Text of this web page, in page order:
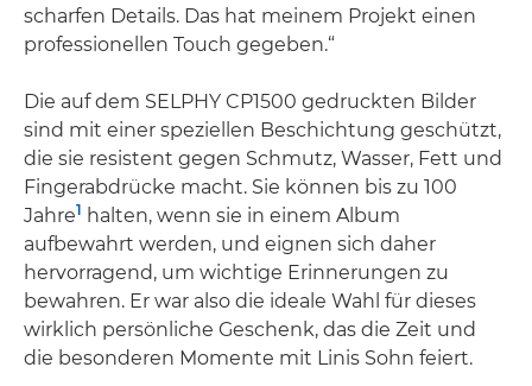
scharfen Details. Das hat meinem Projekt einen
professionellen Touch gegeben.“
Die auf dem SELPHY CP1500 gedruckten Bilder
sind mit einer speziellen Beschichtung geschützt,
die sie resistent gegen Schmutz, Wasser, Fett und
Fingerabdrücke macht. Sie können bis zu 100
Jahre1 halten, wenn sie in einem Album
aufbewahrt werden, und eignen sich daher
hervorragend, um wichtige Erinnerungen zu
bewahren. Er war also die ideale Wahl für dieses
wirklich persönliche Geschenk, das die Zeit und
die besonderen Momente mit Linis Sohn feiert.